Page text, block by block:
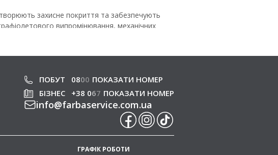
захисне покриття та забезпечують
випромінювання, механічних
зовнішній вигляд виробів і продовжуючи
продукції для побутового та професійного
та експлуатаційні властивості.
та покриттів
покриттів для внутрішніх і
ПОБУТ 0800 ПОКАЗАТИ НОМЕР
БІЗНЕС
+38 067 ПОКАЗАТИ НОМЕР
info@farbaservice.com.ua
ГРАФІК РОБОТИ